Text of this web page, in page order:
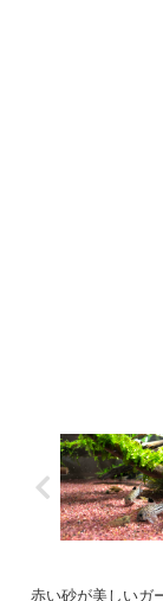
赤い砂が美しいガ